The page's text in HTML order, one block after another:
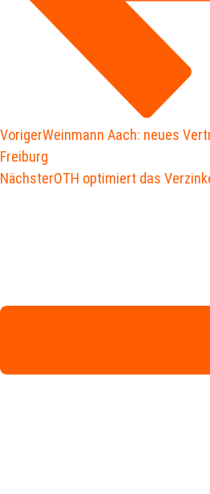
VorigerWeinmann Aach: neues
Freiburg
NächsterOTH optimiert das